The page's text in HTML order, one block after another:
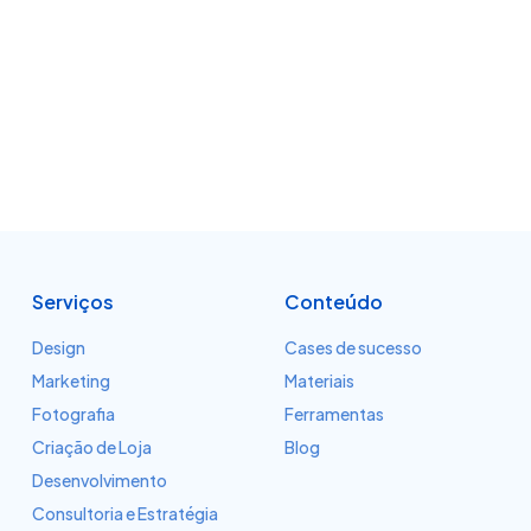
Serviços
Design
Marketing
Fotografia
Criação de Loja
Desenvolvimento
Consultoria e Estratégia
Conteúdo
Cases de sucesso
Materiais
Ferramentas
Blog